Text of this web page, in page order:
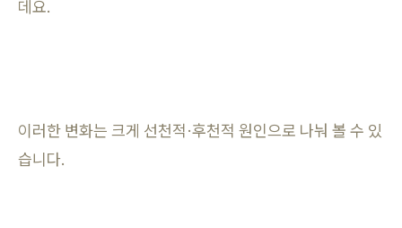
데요.
이러한 변화는 크게 선천적·후천적 원인으로 나눠 볼 수 있
습니다.